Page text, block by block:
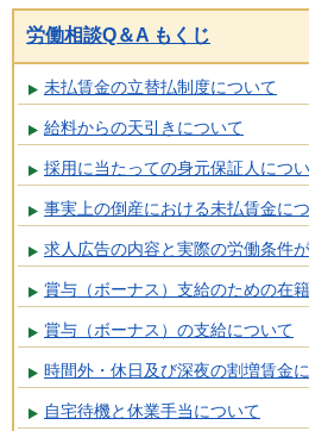
労働相談Q＆A もくじ
未払賃金の立替払制度について
給料からの天引きについて
採用に当たっての身元保証人につ
事実上の倒産における未払賃金に
求人広告の内容と実際の労働条件
賞与（ボーナス）支給のための在
賞与（ボーナス）の支給について
時間外・休日及び深夜の割増賃金
自宅待機と休業手当について